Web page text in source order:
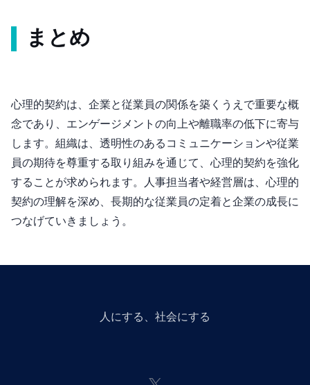
まとめ
心理的契約は、企業と従業員の関係を築くうえで重要な概
念であり、エンゲージメントの向上や離職率の低下に寄与
します。組織は、透明性のあるコミュニケーションや従業
員の期待を尊重する取り組みを通じて、心理的契約を強化
することが求められます。人事担当者や経営層は、心理的
契約の理解を深め、長期的な従業員の定着と企業の成長に
つなげていきましょう。
人にGiveする、社会にGiveする